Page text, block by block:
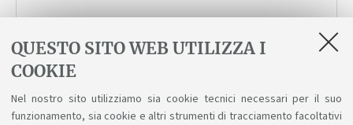
QUESTO SITO WEB UTILIZZA I
COOKIE
Nel nostro sito utilizziamo sia cookie tecnici necessari per il suo
funzionamento, sia cookie e altri strumenti di tracciamento facoltativi
OCCUPAZIONE AULE E PRENOTAZIONI
procedure di prenotazione